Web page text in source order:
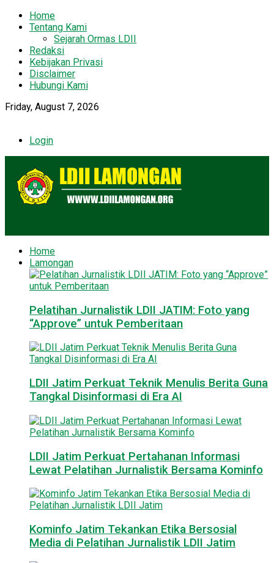
Home
Tentang Kami
Sejarah Ormas LDII
Redaksi
Kebijakan Privasi
Disclaimer
Hubungi Kami
Friday, August 7, 2026
Login
Home
Lamongan
Pelatihan Jurnalistik LDII JATIM: Foto yang
“Approve” untuk Pemberitaan
LDII Jatim Perkuat Teknik Menulis Berita Guna
Tangkal Disinformasi di Era AI
LDII Jatim Perkuat Pertahanan Informasi
Lewat Pelatihan Jurnalistik Bersama Kominfo
Kominfo Jatim Tekankan Etika Bersosial
Media di Pelatihan Jurnalistik LDII Jatim